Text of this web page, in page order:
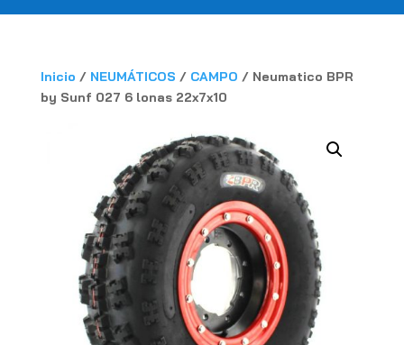
Inicio / NEUMÁTICOS / CAMPO / Neumatico BPR
by Sunf 027 6 lonas 22x7x10